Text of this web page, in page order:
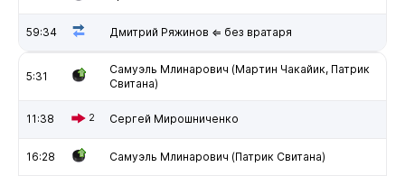
59:34 Дмитрий Ряжинов ⇐ без вратаря
5:31
Самуэль Млинарович (Мартин Чакайик, Патрик
Свитана)
11:38 2 Сергей Мирошниченко
16:28 Самуэль Млинарович (Патрик Свитана)